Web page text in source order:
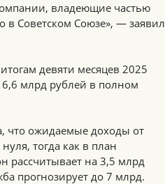
владеющие частью
в Советском Союзе», — заявил
девяти месяцев 2025
млрд рублей в полном
что ожидаемые доходы от
тогда как в план
рассчитывает на 3,5 млрд
прогнозирует до 7 млрд.